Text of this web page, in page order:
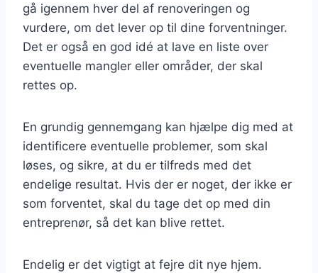
gå igennem hver del af renoveringen og
vurdere, om det lever op til dine forventninger.
Det er også en god idé at lave en liste over
eventuelle mangler eller områder, der skal
rettes op.
En grundig gennemgang kan hjælpe dig med at
identificere eventuelle problemer, som skal
løses, og sikre, at du er tilfreds med det
endelige resultat. Hvis der er noget, der ikke er
som forventet, skal du tage det op med din
entreprenør, så det kan blive rettet.
Endelig er det vigtigt at fejre dit nye hjem.